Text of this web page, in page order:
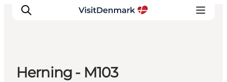
Herning - M103